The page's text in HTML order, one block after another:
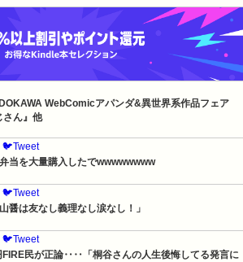
WebComicアパンダ&異世界系作品フェア
ん』他
🐦Tweet
当を大量購入したでwwwwwwww
🐦Tweet
醤は友なし義理なし涙なし！」
🐦Tweet
FIRE民が正論‥‥「桐谷さんの人生後悔してる発言に